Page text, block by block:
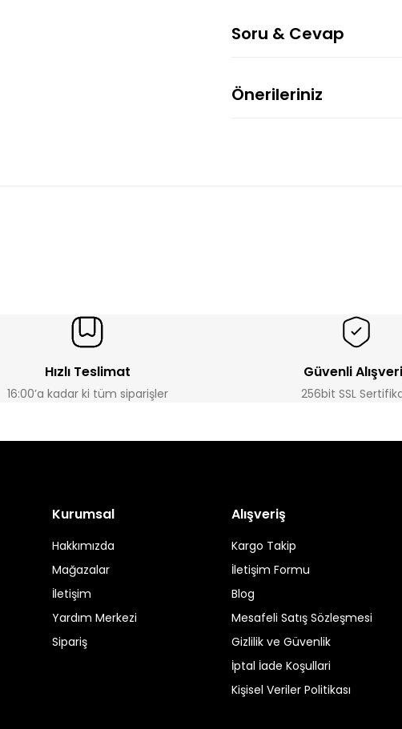
Soru & Cevap
Önerileriniz
Hızlı Teslimat
16:00’a kadar ki tüm siparişler
Güvenli
256bit SSL
Kurumsal
Hakkımızda
Mağazalar
İletişim
Yardım Merkezi
Sipariş
Alışveriş
Kargo Takip
İletişim Formu
Blog
Mesafeli Satış Sözleşmesi
Gizlilik ve Güvenlik
İptal İade Koşullari
Kişisel Veriler Politikası